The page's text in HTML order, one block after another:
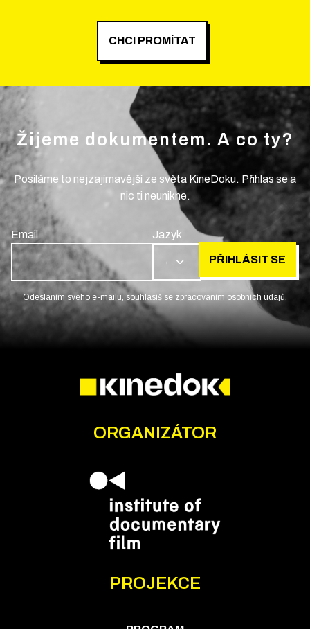
CHCI PROMÍTAT
Žijeme dokumentem. A co ty?
Posíláme to nejzajímavější ze světa KineDoku. Přihlas se a
nic ti neunikne.
Email Jazyk
CS PŘIHLÁSIT SE
Odesláním svého e-mailu, souhlasíš se zpracováním osobních údajů.
ORGANIZÁTOR
PROJEKCE